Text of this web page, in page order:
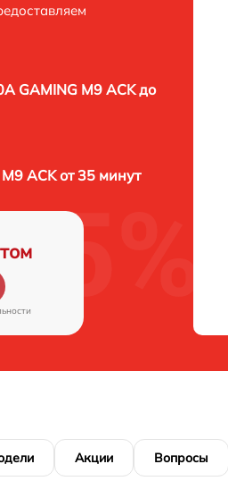
GAMING M9 ACK до
ACK от 35 минут
Акции Вопросы